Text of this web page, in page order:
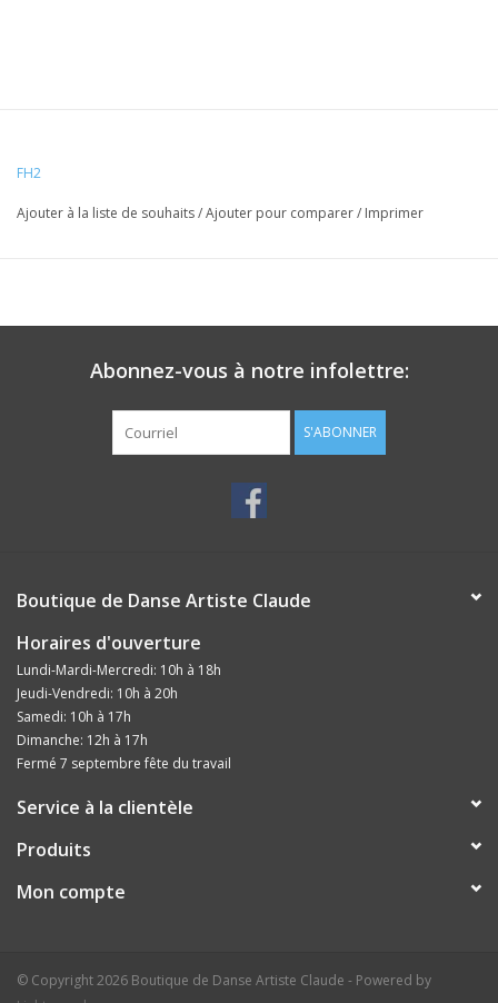
FH2
Ajouter à la liste de souhaits/Ajouter pour comparer/ Imprimer
Abonnez-vous à notre infolettre:
S'ABONNER
Boutique de Danse Artiste Claude
Horaires d'ouverture
Lundi-Mardi-Mercredi: 10h à 18h
Jeudi-Vendredi: 10h à 20h
Samedi: 10h à 17h
Dimanche: 12h à 17h
Fermé 7 septembre fête du travail
Service à la clientèle
Produits
Mon compte
© Copyright 2026 Boutique de Danse Artiste Claude - Powered by